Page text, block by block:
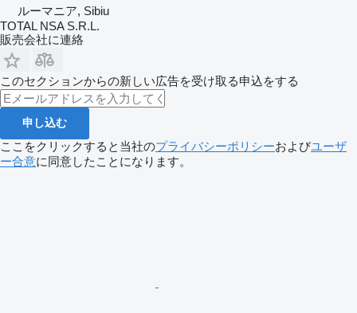
ルーマニア, Sibiu
TOTAL NSA S.R.L.
販売会社に連絡
このセクションからの新しい広告を受け取る申込をする
申し込む
ここをクリックすると当社のプライバシーポリシーおよびユーザ
ー合意に同意したことになります。